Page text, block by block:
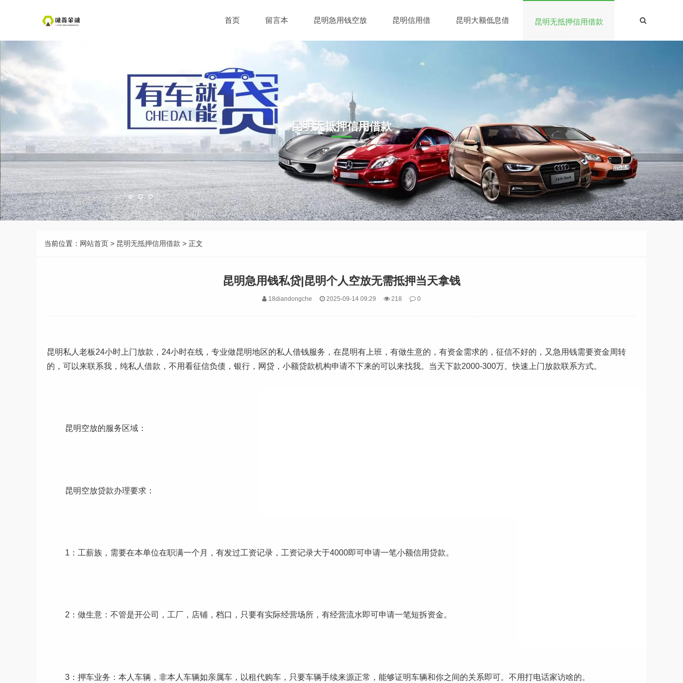
首页 留言本 昆明急用钱空放 昆明信用借 昆明大额低息借 昆明无抵押信用借款
昆明无抵押信用借款
当前位置： 网站首页 > 昆明无抵押信用借款 > 正文
昆明急用钱私贷|昆明个人空放无需抵押当天拿钱
18diandongche 2025-09-14 09:29 218 0
昆明私人老板24小时上门放款，24小时在线，专业做昆明地区的私人借钱服务，在昆明有上班，有做生意的，有资金需求的，征信不好的，又急用钱需要资金周转
的，可以来联系我，纯私人借款，不用看征信负债，银行，网贷，小额贷款机构申请不下来的可以来找我。当天下款2000-300万。快速上门放款联系方式。
昆明空放的服务区域：
昆明空放贷款办理要求：
1：工薪族，需要在本单位在职满一个月，有发过工资记录，工资记录大于4000即可申请一笔小额信用贷款。
2：做生意：不管是开公司，工厂，店铺，档口，只要有实际经营场所，有经营流水即可申请一笔短拆资金。
3：押车业务：本人车辆，非本人车辆如亲属车，以租代购车，只要车辆手续来源正常，能够证明车辆和你之间的关系即可。不用打电话家访啥的。